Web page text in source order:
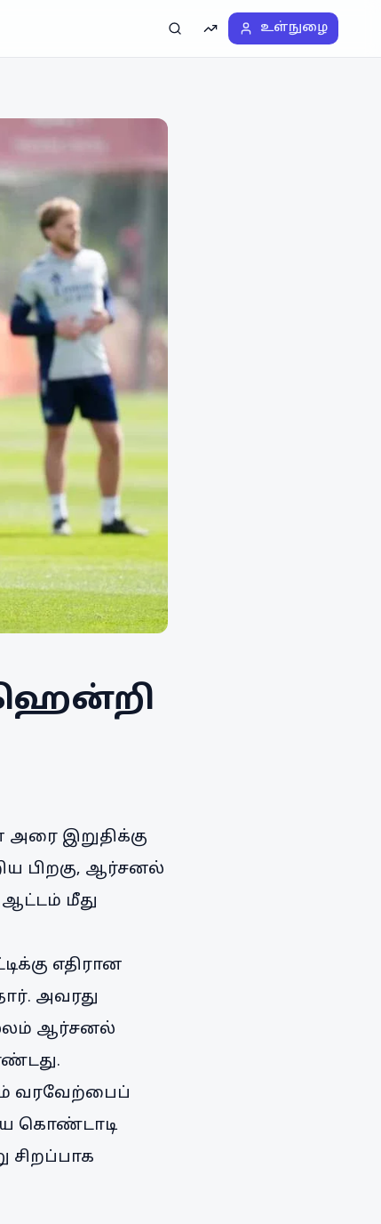
தேடல்டிரெண்டிங்உள்நுழை
ஹென்றி
இறுதிக்கு
பிறகு, ஆர்சனல்
மீது
எதிரான
அவரது
ஆர்சனல்
வரவேற்பைப்
கொண்டாடி